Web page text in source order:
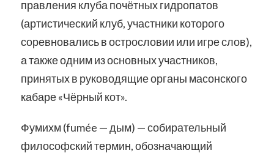
правления клуба почётных гидропатов
(артистический клуб, участники которого
соревновались в острословии или игре слов),
а также одним из основных участников,
принятых в руководящие органы масонского
кабаре «Чёрный кот».
Фумихм (fumée — дым) — собирательный
философский термин, обозначающий